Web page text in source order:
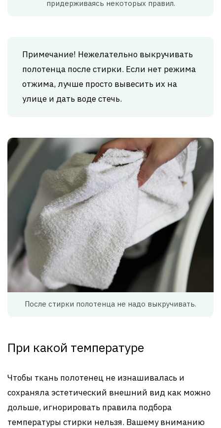
придерживаясь некоторых правил.
Примечание! Нежелательно выкручивать
полотенца после стирки. Если нет режима
отжима, лучше просто вывесить их на
улице и дать воде стечь.
После стирки полотенца не надо выкручивать.
При какой температуре
Чтобы ткань полотенец не изнашивалась и
сохраняла эстетический внешний вид как можно
дольше, игнорировать правила подбора
температуры стирки нельзя. Вашему вниманию